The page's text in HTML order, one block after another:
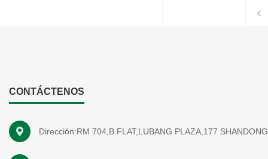
CONTÁCTENOS
Dirección:RM 704,B FLAT,LUBANG PLAZA,177